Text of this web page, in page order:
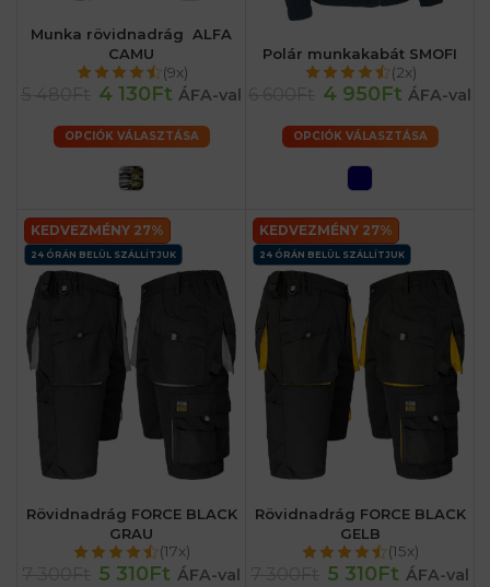
Munka rövidnadrág ALFA
CAMU
(9x)
4 130Ft ÁFA-val
OPCIÓK VÁLASZTÁSA
Polár munkakabát SMOFI
(2x)
4 950Ft ÁFA-val
OPCIÓK VÁLASZTÁSA
KEDVEZMÉNY 27%
24 ÓRÁN BELÜL SZÁLLÍTJUK
Rövidnadrág FORCE BLACK
GRAU
(17x)
5 310Ft ÁFA-val
KEDVEZMÉNY 27%
24 ÓRÁN BELÜL SZÁLLÍTJUK
Rövidnadrág FORCE BLACK
GELB
(15x)
5 310Ft ÁFA-val